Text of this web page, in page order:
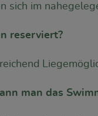
sich im
reserviert?
man das